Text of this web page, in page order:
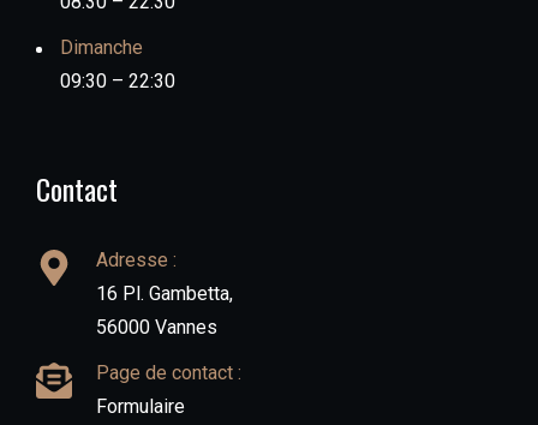
Dimanche
09:30 – 22:30
Contact
Adresse :
16 Pl. Gambetta,
56000 Vannes
Page de contact :
Formulaire